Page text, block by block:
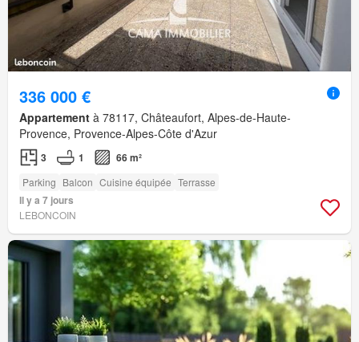
336 000 €
Appartement à 78117, Châteaufort, Alpes-de-Haute-
Provence, Provence-Alpes-Côte d'Azur
3 1 66 m²
Parking Balcon Cuisine équipée Terrasse
Il y a 7 jours
LEBONCOIN